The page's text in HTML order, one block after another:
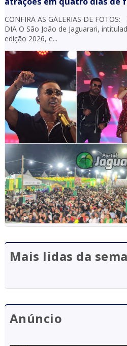
CONFIRA AS GALERIAS DE FOTOS:
DIA O São João de Jaguarari,
edição 2026, e...
Mais lidas da
Anúncio